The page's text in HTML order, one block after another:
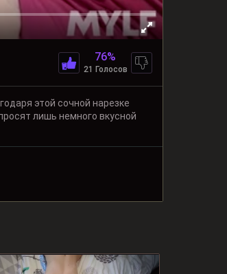
76%
21 Голосов
этой сочной нарезке
лишь немного вкусной